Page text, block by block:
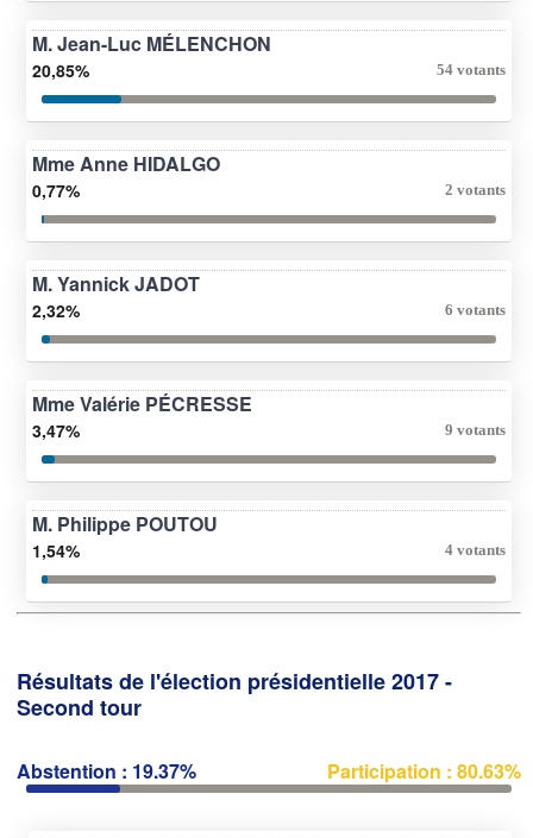
M. Jean-Luc MÉLENCHON
20,85% 54 votants
Mme Anne HIDALGO
0,77% 2 votants
M. Yannick JADOT
2,32% 6 votants
Mme Valérie PÉCRESSE
3,47% 9 votants
M. Philippe POUTOU
1,54% 4 votants
Résultats de l'élection présidentielle 2017 -
Second tour
Abstention : 19.37% Participation : 80.63%